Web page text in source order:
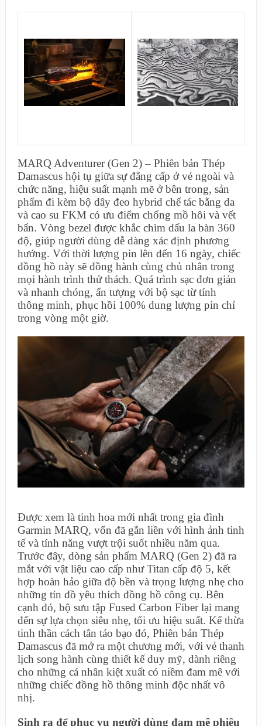
MARQ Adventurer (Gen 2) – Phiên bản Thép
Damascus hội tụ giữa sự đẳng cấp ở vẻ ngoài và
chức năng, hiệu suất mạnh mẽ ở bên trong, sản
phẩm đi kèm bộ dây đeo hybrid chế tác bằng da
và cao su FKM có ưu điểm chống mồ hôi và vết
bẩn. Vòng bezel được khắc chìm dấu la bàn 360
độ, giúp người dùng dễ dàng xác định phương
hướng. Với thời lượng pin lên đến 16 ngày, chiếc
đồng hồ này sẽ đồng hành cùng chủ nhân trong
mọi hành trình thử thách. Quá trình sạc đơn giản
và nhanh chóng, ấn tượng với bộ sạc từ tính
thông minh, phục hồi 100% dung lượng pin chỉ
trong vòng một giờ.
Được xem là tinh hoa mới nhất trong gia đình
Garmin MARQ, vốn đã gắn liền với hình ảnh tinh
tế và tính năng vượt trội suốt nhiều năm qua.
Trước đây, dòng sản phẩm MARQ (Gen 2) đã ra
mắt với vật liệu cao cấp như Titan cấp độ 5, kết
hợp hoàn hảo giữa độ bền và trọng lượng nhẹ cho
những tín đồ yêu thích đồng hồ công cụ. Bên
cạnh đó, bộ sưu tập Fused Carbon Fiber lại mang
đến sự lựa chọn siêu nhẹ, tối ưu hiệu suất. Kế thừa
tinh thần cách tân táo bạo đó, Phiên bản Thép
Damascus đã mở ra một chương mới, với vẻ thanh
lịch song hành cùng thiết kế duy mỹ, dành riêng
cho những cá nhân kiệt xuất có niềm đam mê với
những chiếc đồng hồ thông minh độc nhất vô
nhị.
Sinh ra để phục vụ người dùng đam mê phiêu